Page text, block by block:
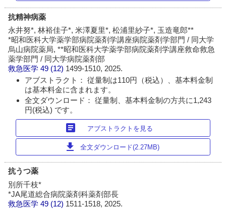
抗精神病薬
永井努*, 林裕佳子*, 米澤夏里*, 松浦里紗子*, 玉造竜郎**
*昭和医科大学薬学部病院薬剤学講座病院薬剤学部門 / 同大学
烏山病院薬局, **昭和医科大学薬学部病院薬剤学講座救命救急
薬学部門 / 同大学病院薬剤部
救急医学 49 (12) 1499-1510, 2025.
アブストラクト： 従量制は110円（税込）、基本料金制
は基本料金に含まれます。
全文ダウンロード： 従量制、基本料金制の方共に1,243
円(税込) です。
article アブストラクトを見る
download 全文ダウンロード(2.27MB)
抗うつ薬
別所千枝*
*JA尾道総合病院薬剤科薬剤部長
救急医学 49 (12) 1511-1518, 2025.